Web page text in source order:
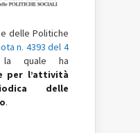
delle Politiche
n. 4393 del 4
quale ha
per l’attività
delle
.